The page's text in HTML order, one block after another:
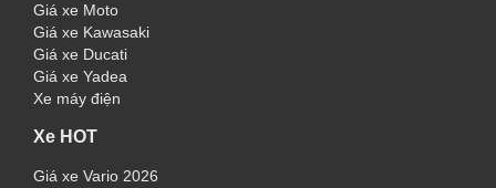
Giá xe Moto
Giá xe Kawasaki
Giá xe Ducati
Giá xe Yadea
Xe máy điện
Xe HOT
Giá xe Vario 2026